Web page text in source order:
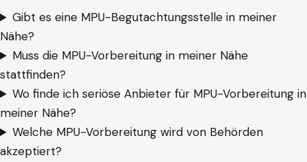
Gibt es eine MPU-Begutachtungsstelle in meiner
Nähe?
Muss die MPU-Vorbereitung in meiner Nähe
stattfinden?
Wo finde ich seriöse Anbieter für MPU-Vorbereitung in
meiner Nähe?
Welche MPU-Vorbereitung wird von Behörden
akzeptiert?